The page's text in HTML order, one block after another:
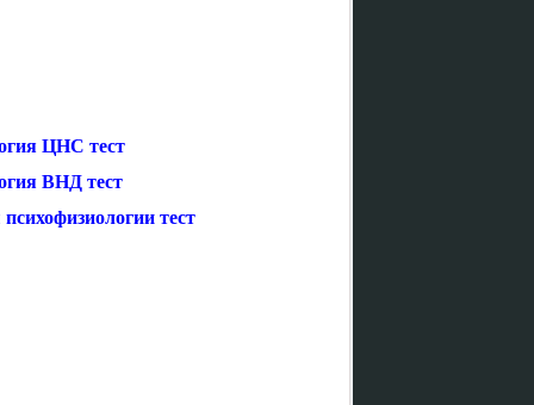
ЦНС тест
ВНД тест
тест